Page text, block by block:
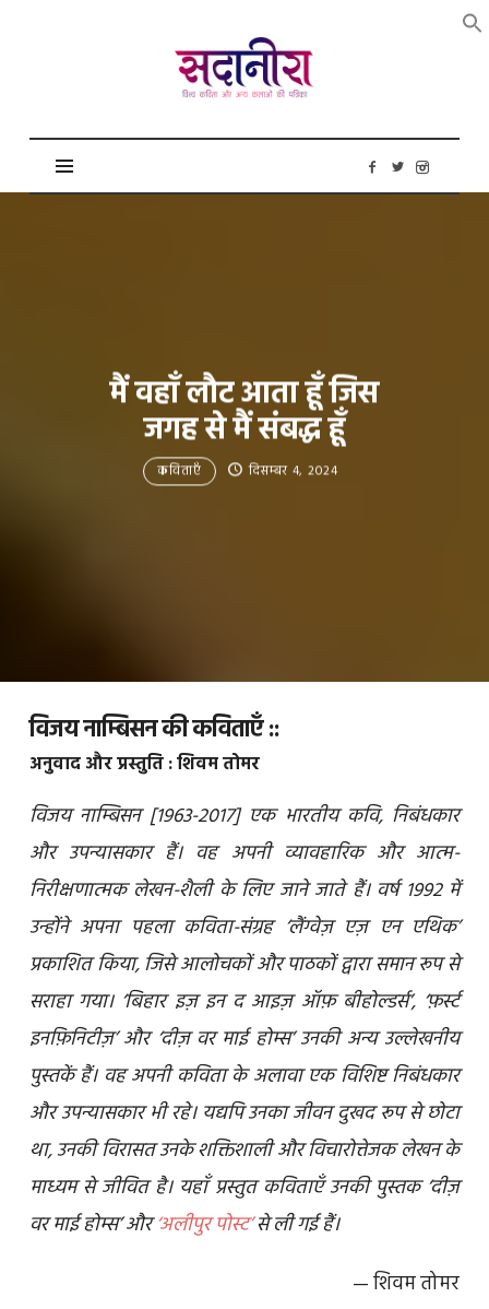
सदानीरा
मैं वहाँ लौट आता हूँ जिस
जगह से मैं संबद्ध हूँ
कविताएँ दिसम्बर 4, 2024
विजय नाम्बिसन की कविताएँ ::
अनुवाद और प्रस्तुति : शिवम तोमर
विजय नाम्बिसन [1963-2017] एक भारतीय कवि, निबंधकार
और उपन्यासकार हैं। वह अपनी व्यावहारिक और आत्म-
निरीक्षणात्मक लेखन-शैली के लिए जाने जाते हैं। वर्ष 1992 में
उन्होंने अपना पहला कविता-संग्रह ‘लैंग्वेज़ एज़ एन एथिक’
प्रकाशित किया, जिसे आलोचकों और पाठकों द्वारा समान रूप से
सराहा गया। ‘बिहार इज़ इन द आइज़ ऑफ़ बीहोल्डर्स’, ‘फ़र्स्ट
इनफ़िनिटीज़’ और ‘दीज़ वर माई होम्स’ उनकी अन्य उल्लेखनीय
पुस्तकें हैं। वह अपनी कविता के अलावा एक विशिष्ट निबंधकार
और उपन्यासकार भी रहे। यद्यपि उनका जीवन दुखद रूप से छोटा
था, उनकी विरासत उनके शक्तिशाली और विचारोत्तेजक लेखन के
माध्यम से जीवित है। यहाँ प्रस्तुत कविताएँ उनकी पुस्तक ‘दीज़
वर माई होम्स’ और‘अलीपुर पोस्ट’से ली गई हैं।
— शिवम तोमर